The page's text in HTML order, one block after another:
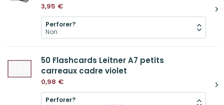
3,95 €
Perforer?
50 Flashcards Leitner A7 petits
carreaux cadre violet
0,98 €
Perforer?